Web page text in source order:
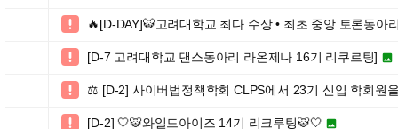
 🔥[D-DAY]🐯고려대학교 최다 수상 • 최초 중앙 토론동아
 [D-7 고려대학교 댄스동아리 라온제나 16기 리쿠르팅] 
 ⚖️ [D-2] 사이버법정책학회 CLPS에서 23기 신입 학회원
 [D-2] 🤍🐯와일드아이즈 14기 리크루팅🐯🤍 